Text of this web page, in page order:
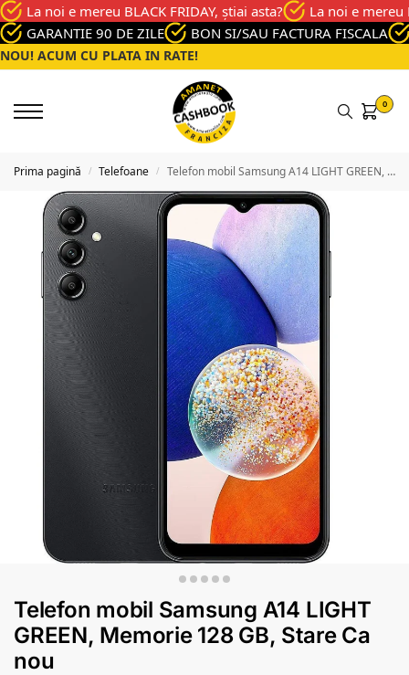
La noi e mereu BLACK FRIDAY, știai asta?
La noi e mereu
GARANTIE 90 DE ZILE
BON SI/SAU FACTURA FISCALA
NOU! ACUM CU PLATA IN RATE!
0
Prima pagină / Telefoane / Telefon mobil Samsung A14 LIGHT GREEN, Memorie 128 GB, Stare Ca nou
Telefon mobil Samsung A14 LIGHT
GREEN, Memorie 128 GB, Stare Ca
nou